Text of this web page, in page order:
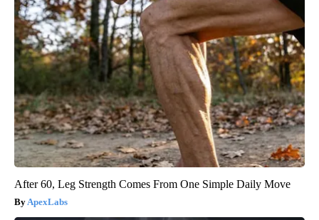
After 60, Leg Strength Comes From One Simple Daily Move
ApexLabs